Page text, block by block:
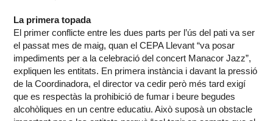
La primera topada
El primer conflicte entre les dues parts per l’ús del pati va ser
el passat mes de maig, quan el CEPA Llevant “va posar
impediments per a la celebració del concert Manacor Jazz”,
expliquen les entitats. En primera instància i davant la pressió
de la Coordinadora, el director va cedir però més tard exigí
que es respectàs la prohibició de fumar i beure begudes
alcohòliques en un centre educatiu. Això suposà un obstacle